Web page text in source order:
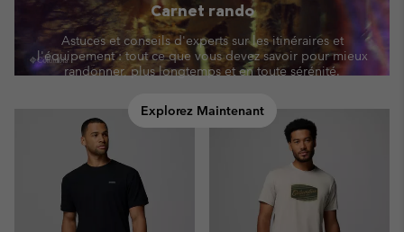
Carnet rando
Astuces et conseils d'experts sur les itinéraires et
l'équipement : tout ce que vous devez savoir pour mieux
randonner, plus longtemps et en toute sérénité.
Explorez Maintenant